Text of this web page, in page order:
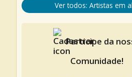
Ver todos: Artistas em
Participe da
Comunidade!